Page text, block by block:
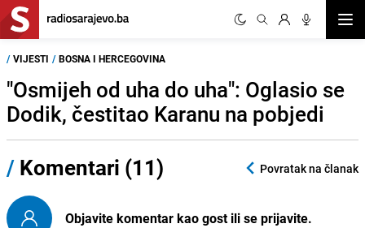
/ VIJESTI / BOSNA I HERCEGOVINA
"Osmijeh od uha do uha": Oglasio se
Dodik, čestitao Karanu na pobjedi
/ Komentari (11) Povratak na članak
Objavite komentar kao gost ili se prijavite.